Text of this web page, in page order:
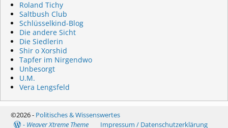
Roland Tichy
Saltbush Club
Schlüsselkind-Blog
Die andere Sicht
Die Siedlerin
Shir o Xorshid
Tapfer im Nirgendwo
Unbesorgt
U.M.
Vera Lengsfeld
©2026 - Politisches & Wissenswertes
- Weaver Xtreme Theme Impressum / Datenschutzerklärung